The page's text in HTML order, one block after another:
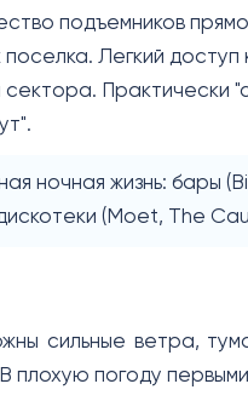
подъемников
поселка. Легкий доступ
сектора. Практически
ночная жизнь: бары
(Moet, The
сильные ветра,
плохую погоду